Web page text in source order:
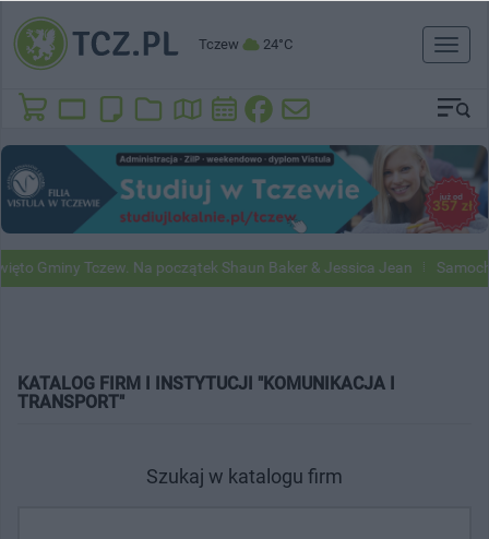
Tczew 24°C
Toggle
Gminy Tczew. Na początek Shaun Baker & Jessica Jean
KATALOG FIRM I INSTYTUCJI "KOMUNIKACJA I
TRANSPORT"
Szukaj w katalogu firm